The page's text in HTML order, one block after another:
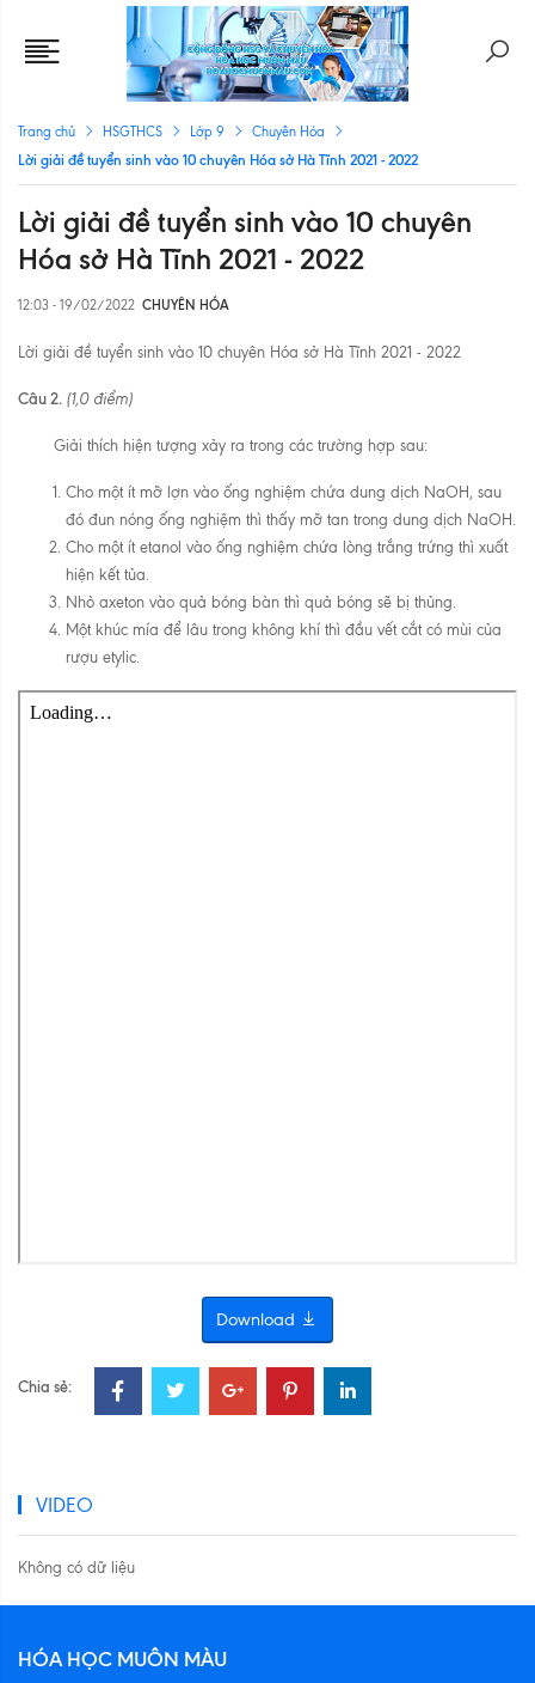
Trang chủ HSGTHCS Lớp 9 Chuyên Hóa
Lời giải đề tuyển sinh vào 10 chuyên Hóa sở Hà Tĩnh 2021 - 2022
Lời giải đề tuyển sinh vào 10 chuyên
Hóa sở Hà Tĩnh 2021 - 2022
12:03 - 19/02/2022 CHUYÊN HÓA
Lời giải đề tuyển sinh vào 10 chuyên Hóa sở Hà Tĩnh 2021 - 2022
Câu 2. (1,0 điểm)
Giải thích hiện tượng xảy ra trong các trường hợp sau:
Cho một ít mỡ lợn vào ống nghiệm chứa dung dịch NaOH, sau
đó đun nóng ống nghiệm thì thấy mỡ tan trong dung dịch NaOH.
Cho một ít etanol vào ống nghiệm chứa lòng trắng trứng thì xuất
hiện kết tủa.
Nhỏ axeton vào quả bóng bàn thì quả bóng sẽ bị thủng.
Một khúc mía để lâu trong không khí thì đầu vết cắt có mùi của
rượu etylic.
Download
Chia sẻ:
VIDEO
Không có dữ liệu
HÓA HỌC MUÔN MÀU